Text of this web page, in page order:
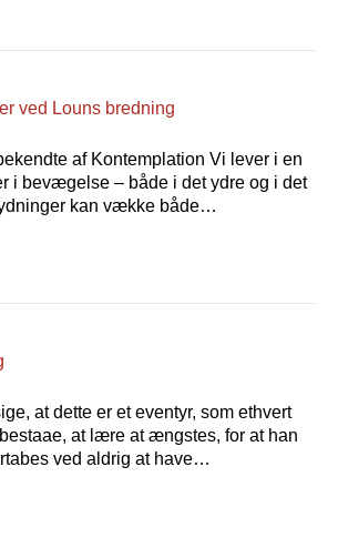
af Kontemplation Vi lever i en
i bevægelse – både i det ydre og i det
kan vække både…
at dette er et eventyr, som ethvert
at lære at ængstes, for at han
ved aldrig at have…